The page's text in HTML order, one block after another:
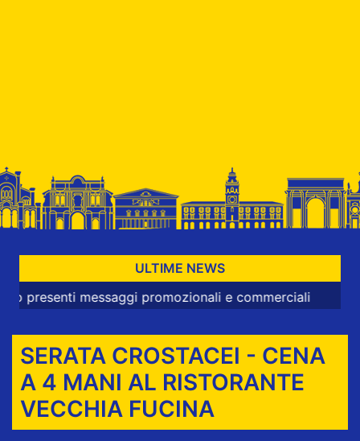
ULTIME NEWS
messaggi promozionali e commerciali
SERATA CROSTACEI - CENA
A 4 MANI AL RISTORANTE
VECCHIA FUCINA